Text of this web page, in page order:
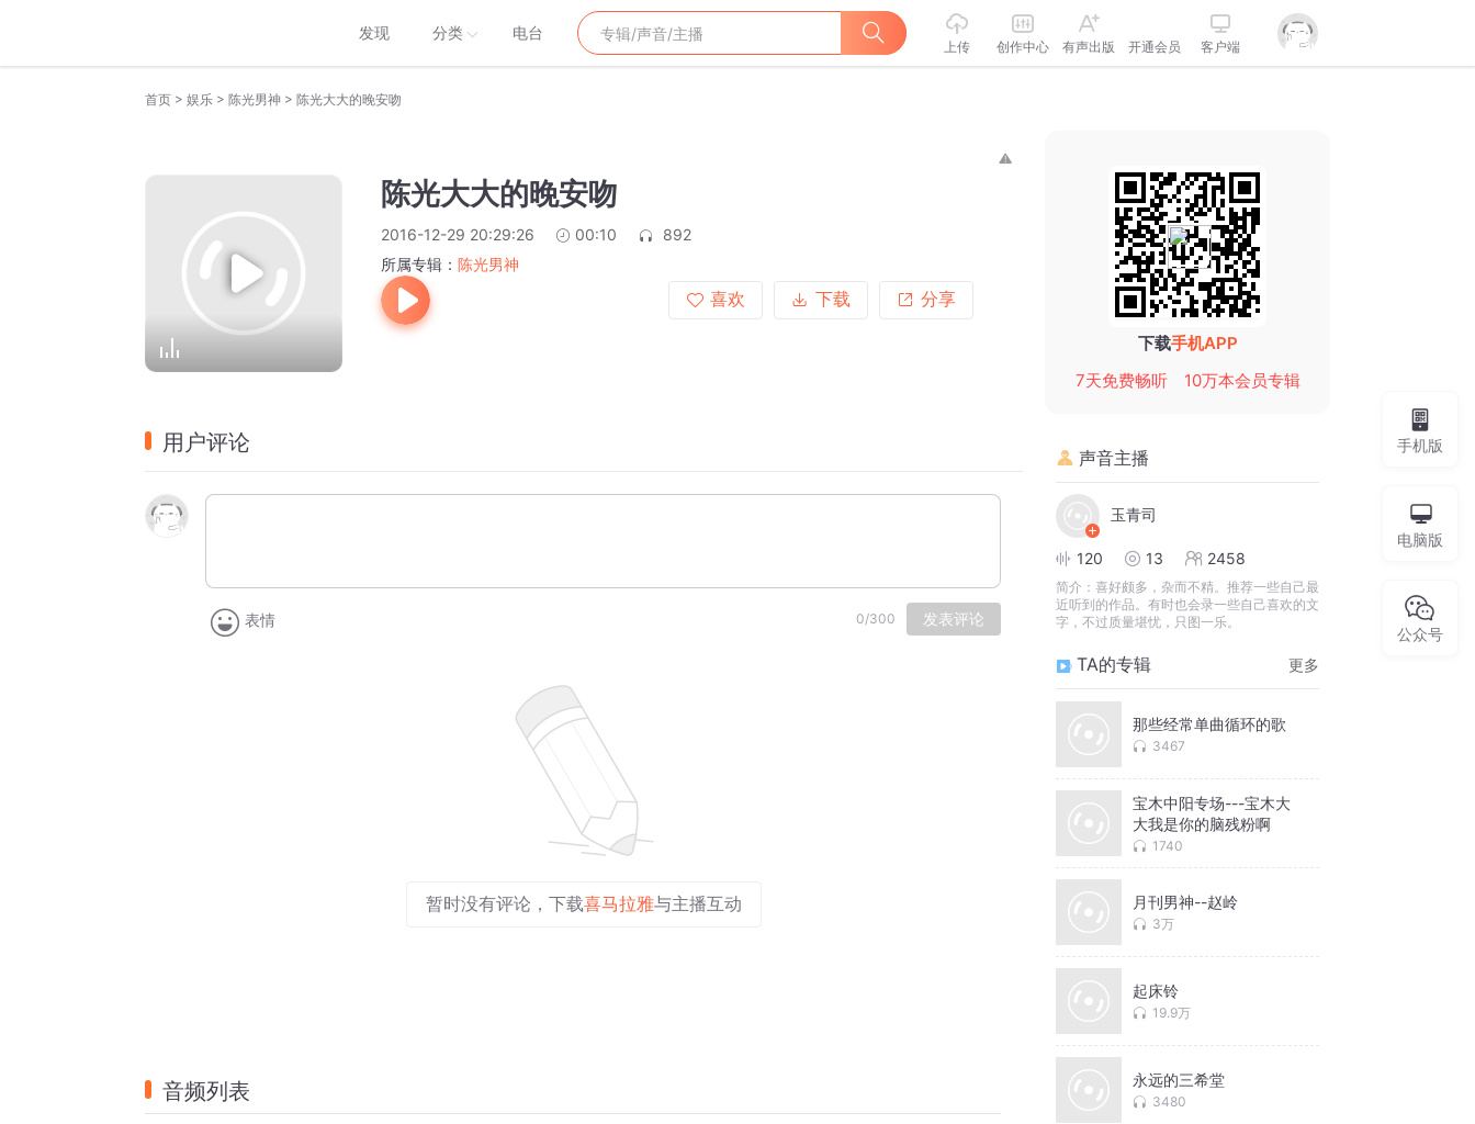
发现 分类 电台
上传 创作中心 有声出版 开通会员 客户端
首页 > 娱乐 > 陈光男神 > 陈光大大的晚安吻
陈光大大的晚安吻
2016-12-29 20:29:26 00:10
892
所属专辑： 陈光男神
喜欢
下载 分享
用户评论
表情 0/300 发表评论
暂时没有评论，下载喜马拉雅与主播互动
音频列表
下载手机APP
7天免费畅听
10万本会员专辑
声音主播
玉青司
120 13 2458
简介： 喜好颇多，杂而不精。推荐一些自己最
近听到的作品。有时也会录一些自己喜欢的文
字，不过质量堪忧，只图一乐。
TA的专辑 更多
那些经常单曲循环的歌
3467
宝木中阳专场---宝木大
大我是你的脑残粉啊
1740
月刊男神--赵岭
3万
起床铃
19.9万
永远的三希堂
3480
手机版
电脑版
公众号